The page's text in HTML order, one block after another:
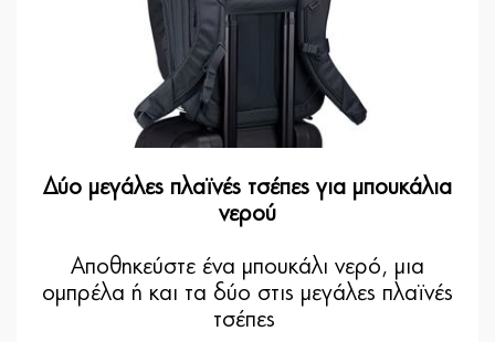
Δύο μεγάλες πλαϊνές τσέπες για μπουκάλια
νερού
Αποθηκεύστε ένα μπουκάλι νερό, μια
ομπρέλα ή και τα δύο στις μεγάλες πλαϊνές
τσέπες